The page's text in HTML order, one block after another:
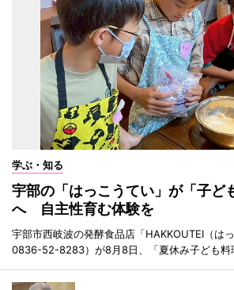
学ぶ・知る
宇部の「はっこうてい」が「子ど
へ 自主性育む体験を
宇部市西岐波の発酵食品店「HAKKOUTEI（は
0836-52-8283）が8月8日、「夏休み子ども料